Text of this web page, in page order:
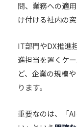
問、業務への適
け付ける社内の窓
IT部門やDX推進
進担当を置くケ
ど、企業の規模
ります。
重要なのは、「